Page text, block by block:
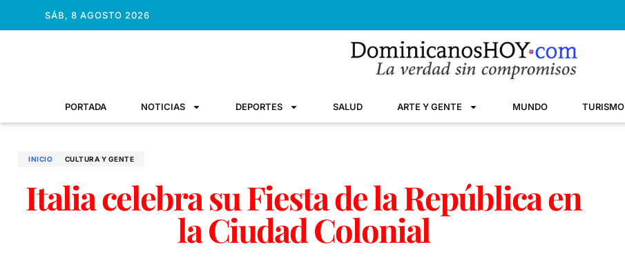
SÁB, 8 AGOSTO 2026
PORTADA NOTICIAS DEPORTES SALUD ARTE Y GENTE MUNDO TURISMO
INICIO CULTURA Y GENTE
Italia celebra su Fiesta de la República en
la Ciudad Colonial